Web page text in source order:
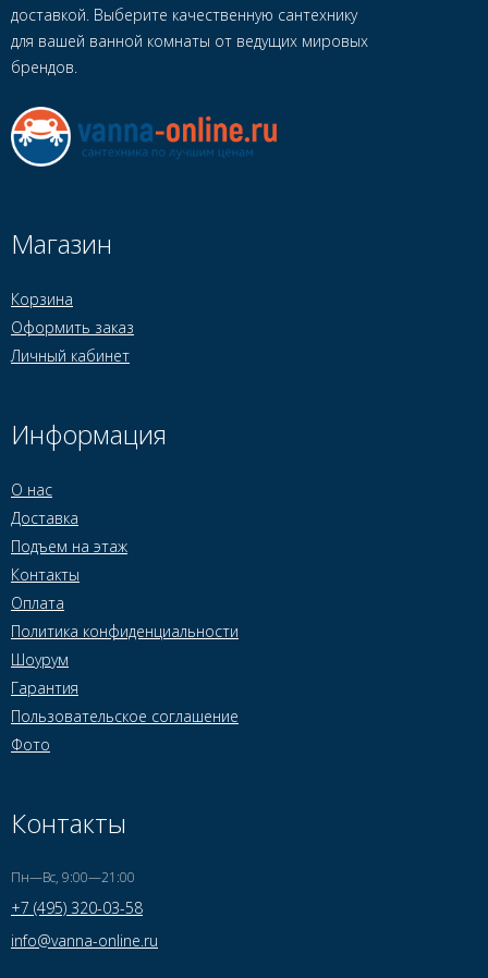
доставкой. Выберите качественную сантехнику
для вашей ванной комнаты от ведущих мировых
брендов.
Магазин
Корзина
Оформить заказ
Личный кабинет
Информация
О нас
Доставка
Подъем на этаж
Контакты
Оплата
Политика конфиденциальности
Шоурум
Гарантия
Пользовательское соглашение
Фото
Контакты
Пн—Вс, 9:00—21:00
+7 (495) 320-03-58
info@vanna-online.ru